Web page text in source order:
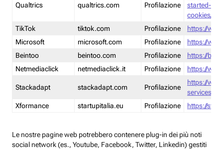
Qualtrics qualtrics.com Profilazione
started-
cookies/
TikTok
tiktok.com Profilazione
https://
Microsoft
microsoft.com Profilazione
https://
Beintoo
beintoo.com Profilazione
https://
Netmediaclick
netmediaclick.it Profilazione https://
Stackadapt stackadapt.com Profilazione
https://
services-
Xformance
startupitalia.eu Profilazione https://
Le nostre pagine web potrebbero contenere plug-in dei più noti
social network (es., Youtube, Facebook, Twitter, Linkedin) gestiti